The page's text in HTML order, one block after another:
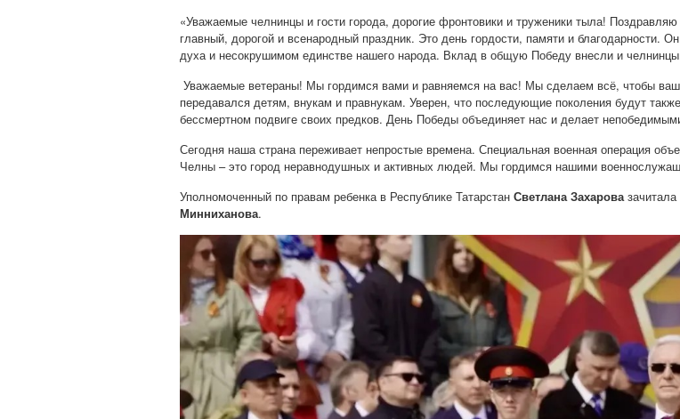
«Уважаемые челнинцы и гости города, дорогие фронтовики и труженики тыла!
главный, дорогой и всенародный праздник. Это день гордости, памяти и благодарности.
духа и несокрушимом единстве нашего народа. Вклад в общую Победу внесли и
Уважаемые ветераны! Мы гордимся вами и равняемся на вас! Мы сделаем всё, чтобы ваш
передавался детям, внукам и правнукам. Уверен, что последующие поколения будут
бессмертном подвиге своих предков. День Победы объединяет нас и делает
Сегодня наша страна переживает непростые времена. Специальная военная операция
Челны – это город неравнодушных и активных людей. Мы гордимся нашими
Уполномоченный по правам ребенка в Республике Татарстан Светлана Захарова
Минниханова.